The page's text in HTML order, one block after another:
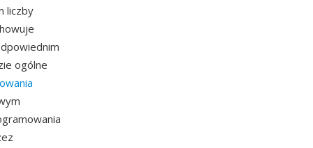
liczby
ogólne